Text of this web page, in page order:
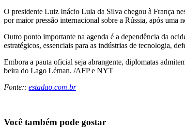
O presidente Luiz Inácio Lula da Silva chegou à França
por maior pressão internacional sobre a Rússia, após uma
Outro ponto importante na agenda é a dependência da
estratégicos, essenciais para as indústrias de tecnologia,
Embora a pauta oficial seja abrangente, diplomatas
beira do Lago Léman. /AFP e NYT
Fonte:: estadao.com.br
Você também pode gostar